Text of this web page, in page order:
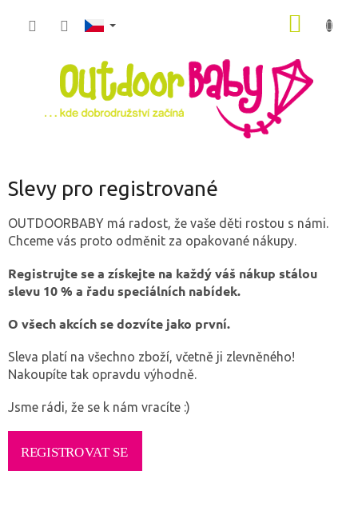
Slevy pro registrované
OUTDOORBABY má radost, že vaše děti rostou s námi.
Chceme vás proto odměnit za opakované nákupy.
Registrujte se a získejte na každý váš nákup stálou
slevu 10 % a řadu speciálních nabídek.
O všech akcích se dozvíte jako první.
Sleva platí na všechno zboží, včetně ji zlevněného!
Nakoupíte tak opravdu výhodně.
Jsme rádi, že se k nám vracíte :)